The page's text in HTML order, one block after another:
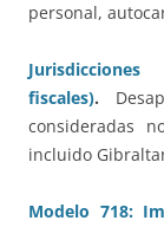
personal,
fiscales).
consideradas
incluido
Modelo 718: